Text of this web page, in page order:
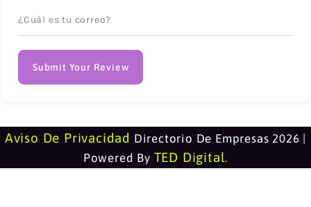
Submit Your Review
Aviso De Privacidad Directorio De Empresas 2026 |
Powered By TED Digital.